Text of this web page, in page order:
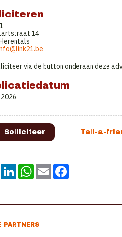
14
via de button onderaan deze
Share LinkedInWhatsApp
Email
PARTNERS